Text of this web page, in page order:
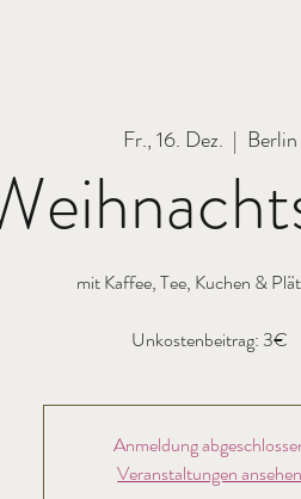
Fr., 16. Dez.
  |
Berlin
mit Kaffee, Tee, Kuchen &
Unkostenbeitrag: 3€
Anmeldung
Veranstaltungen ansehen